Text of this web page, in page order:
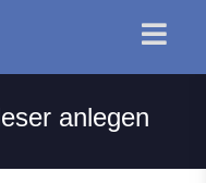
anlegen